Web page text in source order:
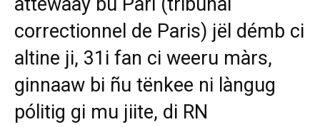
correctionnel de Paris) jël démb ci
altine ji, 31i fan ci weeru màrs,
ginnaaw bi ñu tënkee ni làngug
pólitig gi mu jiite, di RN